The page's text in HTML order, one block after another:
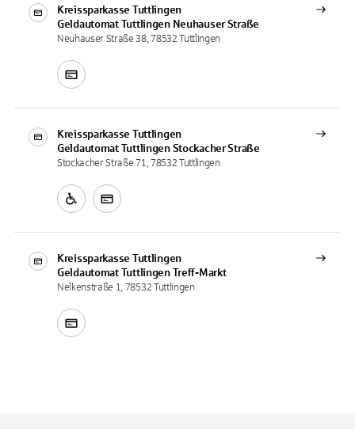
Kreissparkasse Tuttlingen
Geldautomat Tuttlingen Neuhauser Straße
Neuhauser Straße 38, 78532 Tuttlingen
Kreissparkasse Tuttlingen
Geldautomat Tuttlingen Stockacher Straße
Stockacher Straße 71, 78532 Tuttlingen
Kreissparkasse Tuttlingen
Geldautomat Tuttlingen Treff-Markt
Nelkenstraße 1, 78532 Tuttlingen